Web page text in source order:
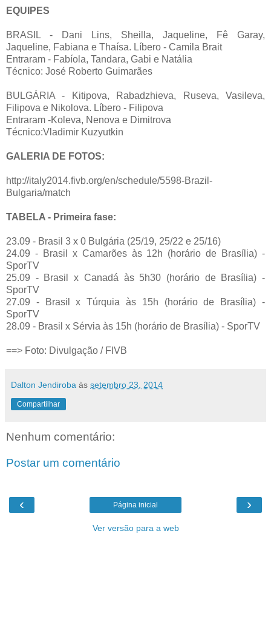
EQUIPES
BRASIL - Dani Lins, Sheilla, Jaqueline, Fê Garay,
Jaqueline, Fabiana e Thaísa. Líbero - Camila Brait
Entraram - Fabíola, Tandara, Gabi e Natália
Técnico: José Roberto Guimarães
BULGÁRIA - Kitipova, Rabadzhieva, Ruseva, Vasileva,
Filipova e Nikolova. Líbero - Filipova
Entraram -Koleva, Nenova e Dimitrova
Técnico:Vladimir Kuzyutkin
GALERIA DE FOTOS:
http://italy2014.fivb.org/en/schedule/5598-Brazil-
Bulgaria/match
TABELA - Primeira fase:
23.09 - Brasil 3 x 0 Bulgária (25/19, 25/22 e 25/16)
24.09 - Brasil x Camarões às 12h (horário de Brasília) -
SporTV
25.09 - Brasil x Canadá às 5h30 (horário de Brasília) -
SporTV
27.09 - Brasil x Túrquia às 15h (horário de Brasília) -
SporTV
28.09 - Brasil x Sérvia às 15h (horário de Brasília) - SporTV
==> Foto: Divulgação / FIVB
Dalton Jendiroba às setembro 23, 2014
Compartilhar
Nenhum comentário:
Postar um comentário
‹ ›
Página inicial
Ver versão para a web